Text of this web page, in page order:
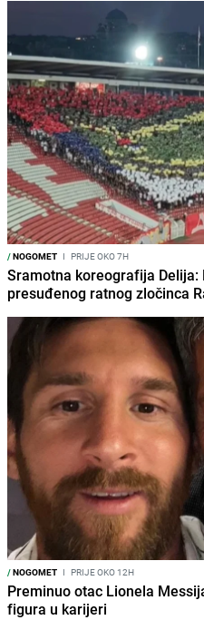
/NOGOMET I PRIJE OKO 7H
Sramotna koreografija
presuđenog ratnog zločinca
/NOGOMET I PRIJE OKO 12H
Preminuo otac Lionela
figura u karijeri